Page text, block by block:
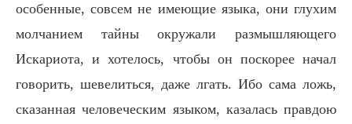
особенные, совсем не имеющие языка, они глухим
молчанием тайны окружали размышляющего
Искариота, и хотелось, чтобы он поскорее начал
говорить, шевелиться, даже лгать. Ибо сама ложь,
сказанная человеческим языком, казалась правдою